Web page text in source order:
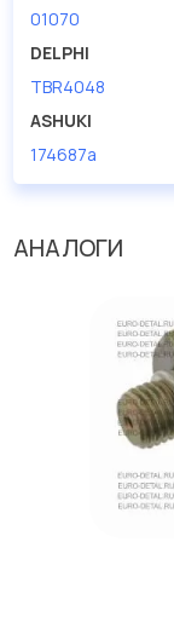
01070
DELPHI
TBR4048
ASHUKI
174687a
АНАЛОГИ